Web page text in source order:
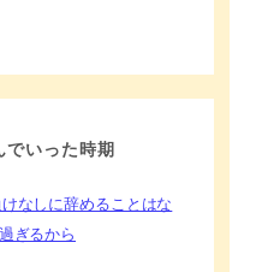
いった時期
なしに辞めることはな
ぎるから